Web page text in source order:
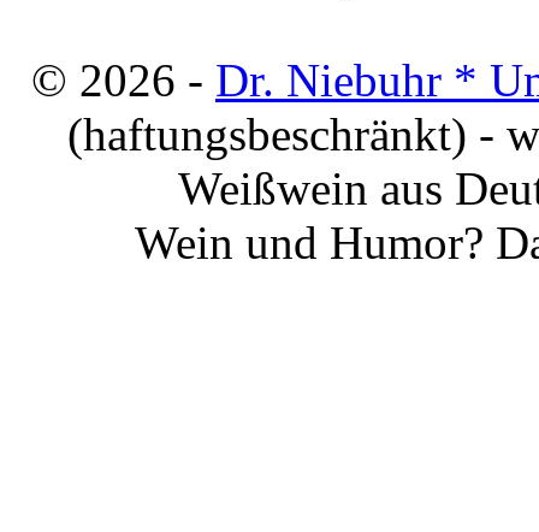
© 2026 - Dr. Niebuhr *
(haftungsbeschränkt) -
Weißwein aus
Wein und Humor?